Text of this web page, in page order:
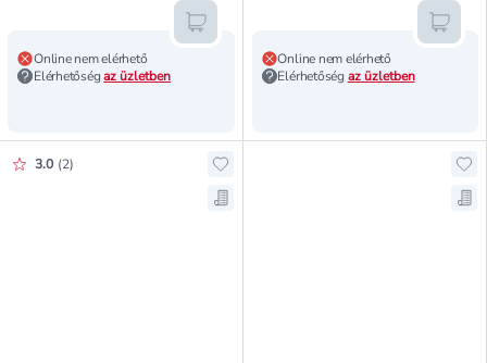
Online nem elérhető
Elérhetőségaz üzletben
Kosárba teszem
Online nem elérhető
Elérhetőség az üzletben
Értékelés pontszáma:
3.0 (2)
Hozzáadás a kedvencekhez,
Mentés a bevásárló listára, Nora